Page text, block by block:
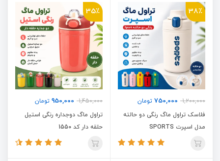
38٪
1,200,000
750,000 تومان
فلاسک تراول ماگ رنگی دو حالته
مدل اسپرت SPORTS
35٪
1,450,000
950,000 تومان
تراول ماگ دوجداره رنگی استیل
حلقه دار کد 1550